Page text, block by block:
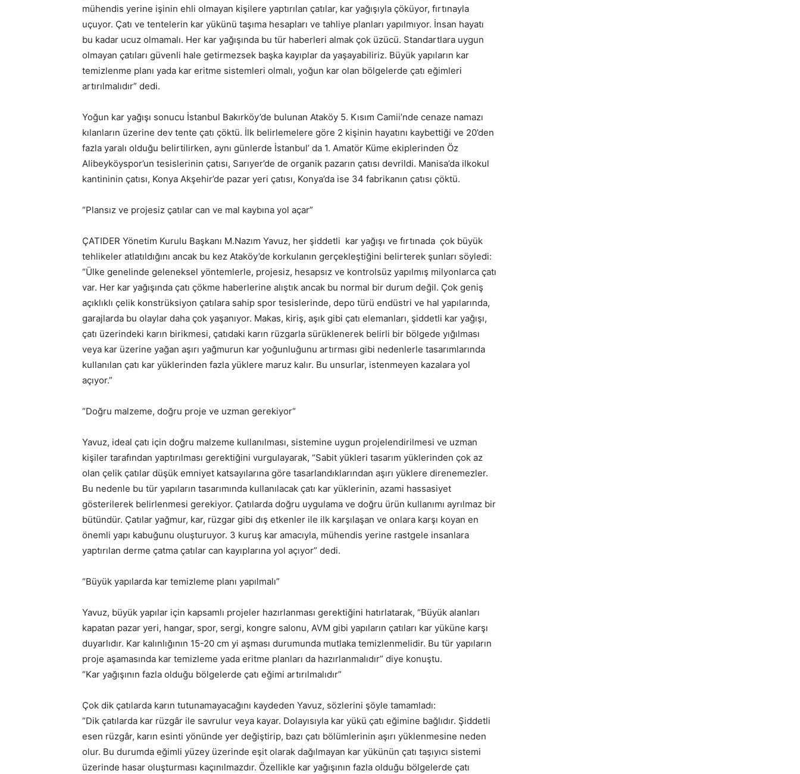
mühendis yerine işinin ehli olmayan kişilere yaptırılan çatılar, kar yağışıyla çöküyor, fırtınayla
uçuyor. Çatı ve tentelerin kar yükünü taşıma hesapları ve tahliye planları yapılmıyor. İnsan hayatı
bu kadar ucuz olmamalı. Her kar yağışında bu tür haberleri almak çok üzücü. Standartlara uygun
olmayan çatıları güvenli hale getirmezsek başka kayıplar da yaşayabiliriz. Büyük yapıların kar
temizlenme planı yada kar eritme sistemleri olmalı, yoğun kar olan bölgelerde çatı eğimleri
artırılmalıdır” dedi.
Yoğun kar yağışı sonucu İstanbul Bakırköy’de bulunan Ataköy 5. Kısım Camii’nde cenaze namazı
kılanların üzerine dev tente çatı çöktü. İlk belirlemelere göre 2 kişinin hayatını kaybettiği ve 20’den
fazla yaralı olduğu belirtilirken, aynı günlerde İstanbul’ da 1. Amatör Küme ekiplerinden Öz
Alibeyköyspor’un tesislerinin çatısı, Sarıyer’de de organik pazarın çatısı devrildi. Manisa’da ilkokul
kantininin çatısı, Konya Akşehir’de pazar yeri çatısı, Konya’da ise 34 fabrikanın çatısı çöktü.
“Plansız ve projesiz çatılar can ve mal kaybına yol açar”
ÇATIDER Yönetim Kurulu Başkanı M.Nazım Yavuz, her şiddetli kar yağışı ve fırtınada çok büyük
tehlikeler atlatıldığını ancak bu kez Ataköy’de korkulanın gerçekleştiğini belirterek şunları söyledi:
“Ülke genelinde geleneksel yöntemlerle, projesiz, hesapsız ve kontrolsüz yapılmış milyonlarca çatı
var. Her kar yağışında çatı çökme haberlerine alıştık ancak bu normal bir durum değil. Çok geniş
açıklıklı çelik konstrüksiyon çatılara sahip spor tesislerinde, depo türü endüstri ve hal yapılarında,
garajlarda bu olaylar daha çok yaşanıyor. Makas, kiriş, aşık gibi çatı elemanları, şiddetli kar yağışı,
çatı üzerindeki karın birikmesi, çatıdaki karın rüzgarla sürüklenerek belirli bir bölgede yığılması
veya kar üzerine yağan aşırı yağmurun kar yoğunluğunu artırması gibi nedenlerle tasarımlarında
kullanılan çatı kar yüklerinden fazla yüklere maruz kalır. Bu unsurlar, istenmeyen kazalara yol
açıyor.”
“Doğru malzeme, doğru proje ve uzman gerekiyor“
Yavuz, ideal çatı için doğru malzeme kullanılması, sistemine uygun projelendirilmesi ve uzman
kişiler tarafından yaptırılması gerektiğini vurgulayarak, “Sabit yükleri tasarım yüklerinden çok az
olan çelik çatılar düşük emniyet katsayılarına göre tasarlandıklarından aşırı yüklere direnemezler.
Bu nedenle bu tür yapıların tasarımında kullanılacak çatı kar yüklerinin, azami hassasiyet
gösterilerek belirlenmesi gerekiyor. Çatılarda doğru uygulama ve doğru ürün kullanımı ayrılmaz bir
bütündür. Çatılar yağmur, kar, rüzgar gibi dış etkenler ile ilk karşılaşan ve onlara karşı koyan en
önemli yapı kabuğunu oluşturuyor. 3 kuruş kar amacıyla, mühendis yerine rastgele insanlara
yaptırılan derme çatma çatılar can kayıplarına yol açıyor” dedi.
“Büyük yapılarda kar temizleme planı yapılmalı”
Yavuz, büyük yapılar için kapsamlı projeler hazırlanması gerektiğini hatırlatarak, “Büyük alanları
kapatan pazar yeri, hangar, spor, sergi, kongre salonu, AVM gibi yapıların çatıları kar yüküne karşı
duyarlıdır. Kar kalınlığının 15-20 cm yi aşması durumunda mutlaka temizlenmelidir. Bu tür yapıların
proje aşamasında kar temizleme yada eritme planları da hazırlanmalıdır” diye konuştu.
“Kar yağışının fazla olduğu bölgelerde çatı eğimi artırılmalıdır”
Çok dik çatılarda karın tutunamayacağını kaydeden Yavuz, sözlerini şöyle tamamladı:
“Dik çatılarda kar rüzgâr ile savrulur veya kayar. Dolayısıyla kar yükü çatı eğimine bağlıdır. Şiddetli
esen rüzgâr, karın esinti yönünde yer değiştirip, bazı çatı bölümlerinin aşırı yüklenmesine neden
olur. Bu durumda eğimli yüzey üzerinde eşit olarak dağılmayan kar yükünün çatı taşıyıcı sistemi
üzerinde hasar oluşturması kaçınılmazdır. Özellikle kar yağışının fazla olduğu bölgelerde çatı